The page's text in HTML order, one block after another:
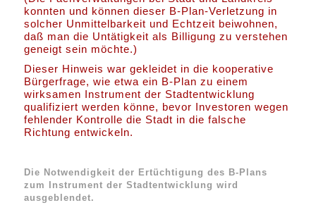
konnten und können dieser B-Plan-Verletzung in
solcher Unmittelbarkeit und Echtzeit beiwohnen,
daß man die Untätigkeit als Billigung zu verstehen
geneigt sein möchte.)
Dieser Hinweis war gekleidet in die kooperative
Bürgerfrage, wie etwa ein B-Plan zu einem
wirksamen Instrument der Stadtentwicklung
qualifiziert werden könne, bevor Investoren wegen
fehlender Kontrolle die Stadt in die falsche
Richtung entwickeln.
Die Notwendigkeit der Ertüchtigung des B-Plans
zum Instrument der Stadtentwicklung wird
ausgeblendet.